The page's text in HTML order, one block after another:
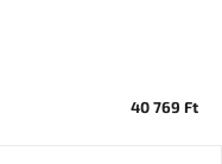
40 769 Ft